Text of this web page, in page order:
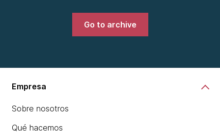
Go to archive
Empresa
Sobre nosotros
Qué hacemos